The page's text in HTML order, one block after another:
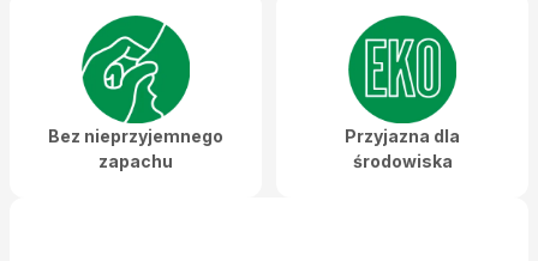
Bez nieprzyjemnego
zapachu
Przyjazna dla
środowiska